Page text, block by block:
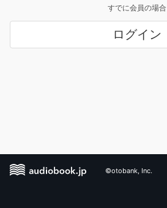
すでに会員の場合
ログイン
©otobank, Inc.